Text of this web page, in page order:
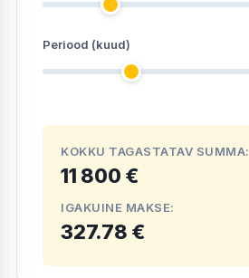
Periood (kuud)
KOKKU TAGASTATAV SUMMA:
11 800 €
IGAKUINE MAKSE:
327.78 €